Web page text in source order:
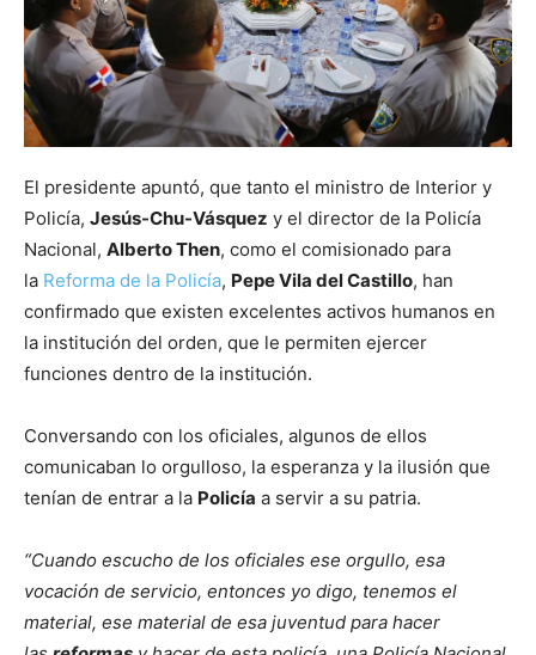
El presidente apuntó, que tanto el ministro de Interior y
Policía, Jesús-Chu-Vásquez y el director de la Policía
Nacional, Alberto Then, como el comisionado para
la Reforma de la Policía, Pepe Vila del Castillo, han
confirmado que existen excelentes activos humanos en
la institución del orden, que le permiten ejercer
funciones dentro de la institución.
Conversando con los oficiales, algunos de ellos
comunicaban lo orgulloso, la esperanza y la ilusión que
tenían de entrar a la Policía a servir a su patria.
“Cuando escucho de los oficiales ese orgullo, esa
vocación de servicio, entonces yo digo, tenemos el
material, ese material de esa juventud para hacer